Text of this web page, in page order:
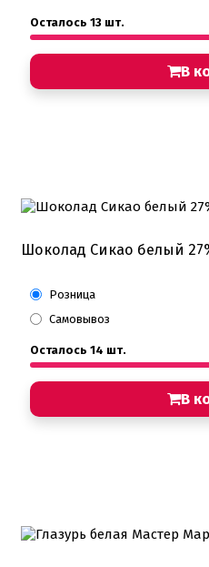
Осталось 13 шт.
В
Шоколад Сикао белый
Розница
Самовывоз
Осталось 14 шт.
В